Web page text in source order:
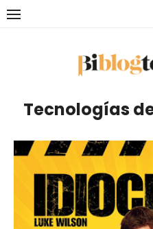
Saltar
Tecnologías